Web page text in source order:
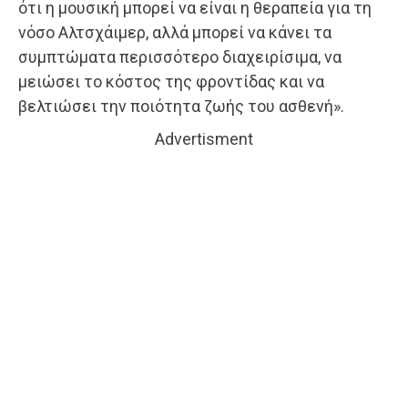
ότι η μουσική μπορεί να είναι η θεραπεία για τη
νόσο Αλτσχάιμερ, αλλά μπορεί να κάνει τα
συμπτώματα περισσότερο διαχειρίσιμα, να
μειώσει το κόστος της φροντίδας και να
βελτιώσει την ποιότητα ζωής του ασθενή».
Advertisment